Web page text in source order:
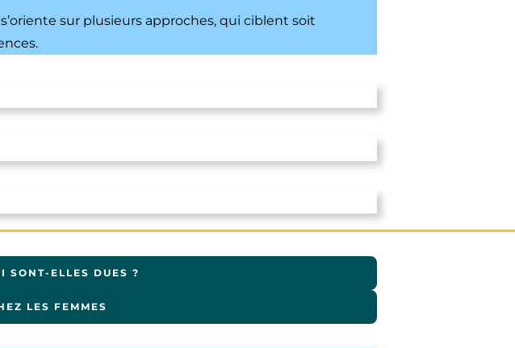
sur plusieurs approches, qui ciblent soit
SONT-ELLES DUES ?
LES FEMMES